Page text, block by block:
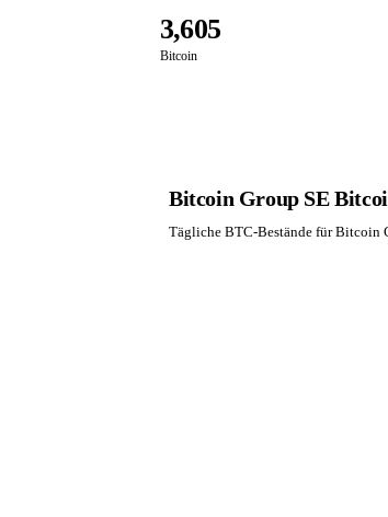
3,605
Bitcoin
Bitcoin Group SE
Tägliche BTC-Bestände für Bitcoin